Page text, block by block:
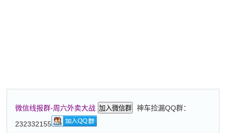
微信线报群-周六外卖大战 加入微信群
神车捡漏QQ群：
232332155